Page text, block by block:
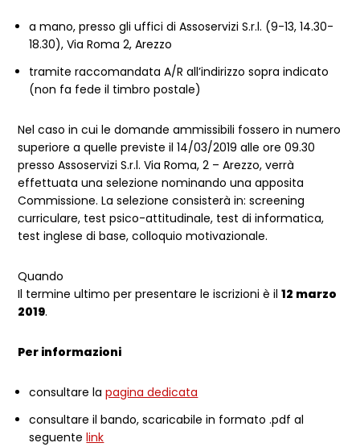
a mano, presso gli uffici di Assoservizi S.r.l. (9-13, 14.30-
18.30), Via Roma 2, Arezzo
tramite raccomandata A/R all’indirizzo sopra indicato
(non fa fede il timbro postale)
Nel caso in cui le domande ammissibili fossero in numero
superiore a quelle previste il 14/03/2019 alle ore 09.30
presso Assoservizi S.r.l. Via Roma, 2 – Arezzo, verrà
effettuata una selezione nominando una apposita
Commissione. La selezione consisterà in: screening
curriculare, test psico-attitudinale, test di informatica,
test inglese di base, colloquio motivazionale.
Quando
Il termine ultimo per presentare le iscrizioni è il12 marzo
2019.
Per informazioni
consultare lapagina dedicata
consultare il bando, scaricabile in formato .pdf al
seguentelink